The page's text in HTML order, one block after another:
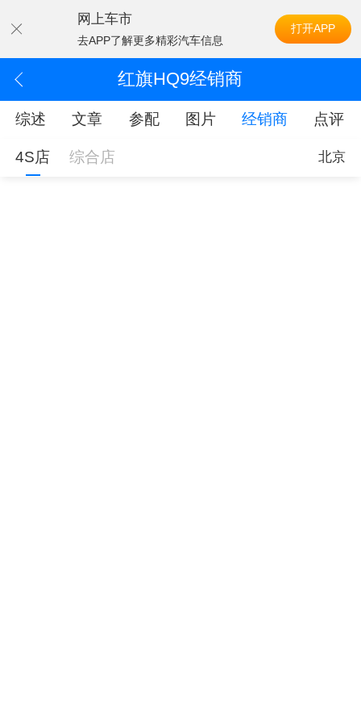
网上车市
去APP了解更多精彩汽车信息
打开APP
红旗HQ9经销商
综述 文章 参配 图片 经销商 点评
4S店 综合店 北京